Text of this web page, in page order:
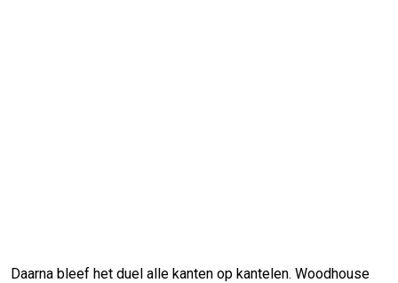
Daarna bleef het duel alle kanten op kantelen. Woodhouse